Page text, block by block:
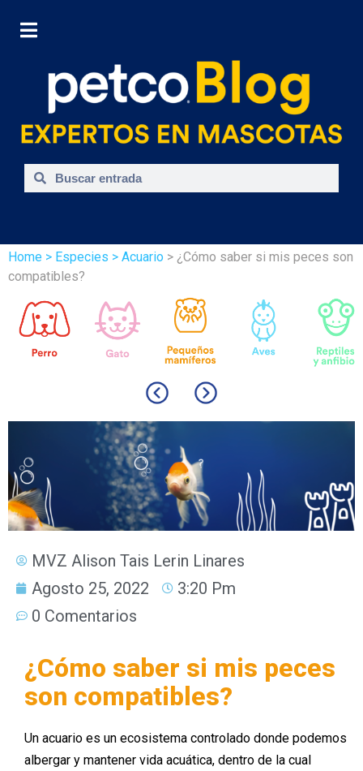
Home > Especies > Acuario > ¿Cómo saber si mis peces son
compatibles?
MVZ Alison Tais Lerin Linares
Agosto 25, 2022
3:20 Pm
0 Comentarios
¿Cómo saber si mis peces
son compatibles?
Un acuario es un ecosistema controlado donde podemos
albergar y mantener vida acuática, dentro de la cual